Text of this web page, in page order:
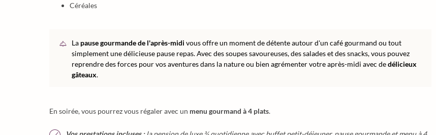
Céréales
La pause gourmande de l'après-midi vous offre un moment de détente autour d'un café gourmand ou tout
simplement une délicieuse pause repas. Avec des soupes savoureuses, des salades et des snacks, vous pouvez
reprendre des forces pour vos aventures dans la nature ou bien agrémenter votre après-midi avec dedélicieux
gâteaux.
En soirée, vous pourrez vous régaler avec un menu gourmand à 4 plats.